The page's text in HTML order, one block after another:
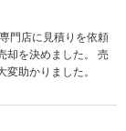
。 ・車を引き渡し
門店に見積りを依頼
却を決めました。 売
助かりました。